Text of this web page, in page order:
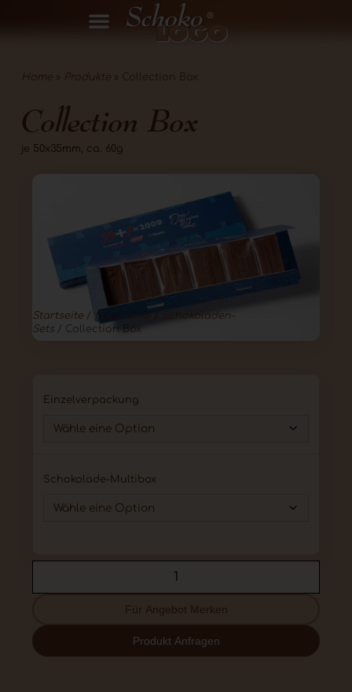
Home Produkte Collection Box
Collection Box
je 50x35mm, ca. 60g
Startseite/ Geschenke
Schokoladen-
Sets/ Collection Box
Einzelverpackung
Schokolade-Multibox
Für Angebot Merken
Produkt Anfragen